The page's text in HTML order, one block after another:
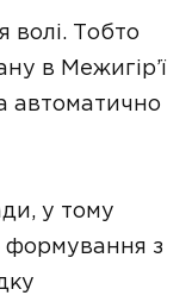
волі. Тобто
в Межигір’ї
автоматично
у тому
формування з